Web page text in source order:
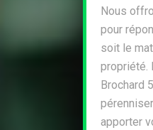
Nous
pour
soit le
propriété.
Brochard
apporter